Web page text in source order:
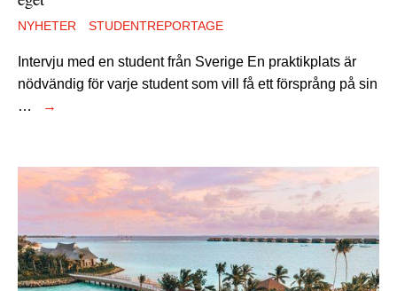
NYHETER STUDENTREPORTAGE
Intervju med en student från Sverige En praktikplats är
nödvändig för varje student som vill få ett försprång på sin
…
→